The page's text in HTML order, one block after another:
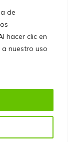
de
hacer clic en
nuestro uso
98
|
]